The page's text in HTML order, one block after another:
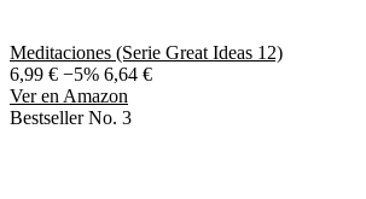
Meditaciones (Serie Great Ideas 12)
6,99 € −5% 6,64 €
Ver en Amazon
Bestseller No. 3